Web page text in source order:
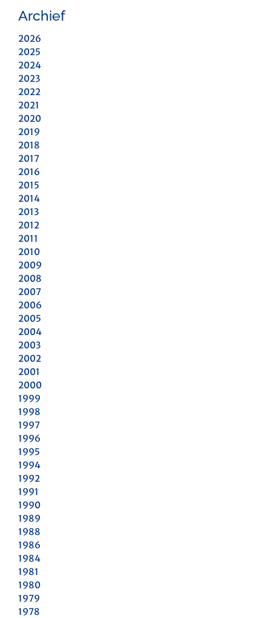
Archief
2026
2025
2024
2023
2022
2021
2020
2019
2018
2017
2016
2015
2014
2013
2012
2011
2010
2009
2008
2007
2006
2005
2004
2003
2002
2001
2000
1999
1998
1997
1996
1995
1994
1992
1991
1990
1989
1988
1986
1984
1981
1980
1979
1978